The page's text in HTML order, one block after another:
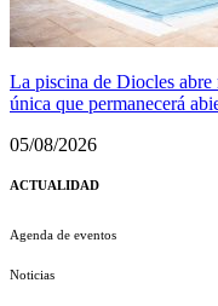
La piscina de Diocles abre
única que permanecerá
05/08/2026
ACTUALIDAD
Agenda de eventos
Noticias